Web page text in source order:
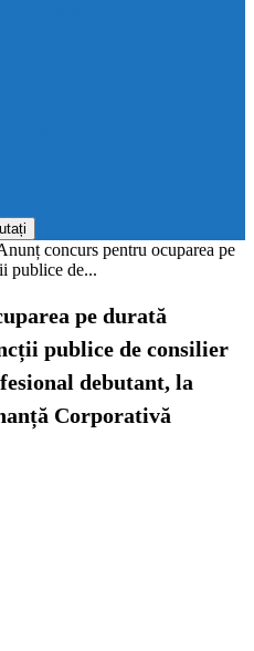
concurs pentru ocuparea pe
publice de...
pe durată
publice de consilier
debutant, la
Corporativă